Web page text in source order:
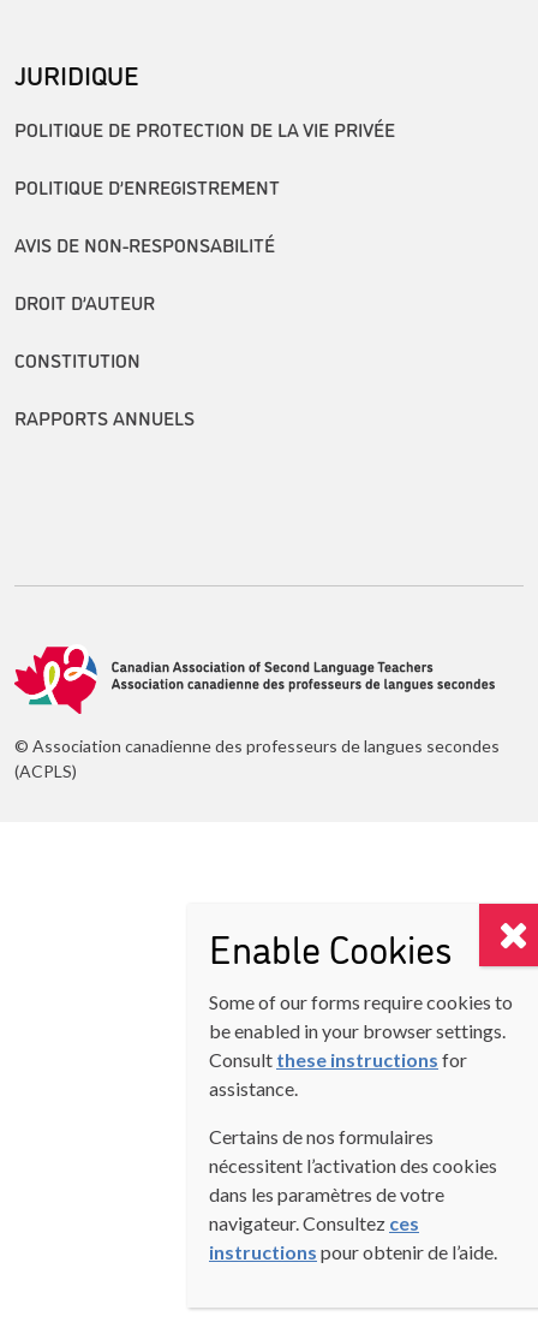
JURIDIQUE
POLITIQUE DE PROTECTION DE LA VIE PRIVÉE
POLITIQUE D’ENREGISTREMENT
AVIS DE NON-RESPONSABILITÉ
DROIT D’AUTEUR
CONSTITUTION
RAPPORTS ANNUELS
© Association canadienne des professeurs de langues secondes
(ACPLS)
Enable Cookies
Some of our forms require cookies to
be enabled in your browser settings.
Consult these instructions for
assistance.
Certains de nos formulaires
nécessitent l’activation des cookies
dans les paramètres de votre
navigateur. Consultez ces
instructions pour obtenir de l’aide.